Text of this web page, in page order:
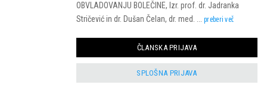
OBVLADOVANJU BOLEČINE, Izr. prof. dr. Jadranka
Stričević in dr. Dušan Čelan, dr. med. ... preberi več
ČLANSKA PRIJAVA
SPLOŠNA PRIJAVA